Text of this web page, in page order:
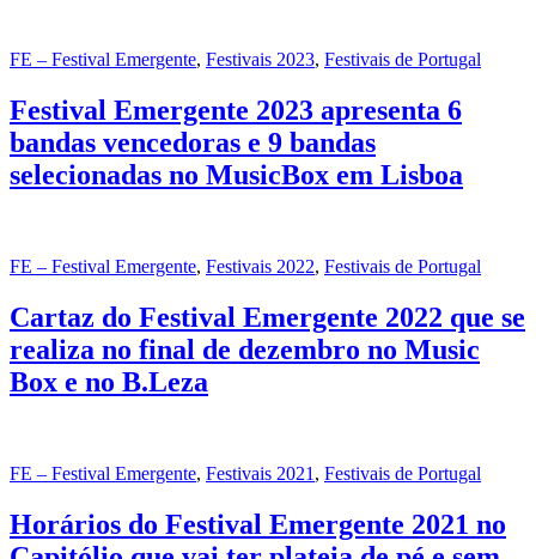
FE – Festival Emergente, Festivais 2023, Festivais de Portugal
Festival Emergente 2023 apresenta 6
bandas vencedoras e 9 bandas
selecionadas no MusicBox em Lisboa
FE – Festival Emergente, Festivais 2022, Festivais de Portugal
Cartaz do Festival Emergente 2022 que se
realiza no final de dezembro no Music
Box e no B.Leza
FE – Festival Emergente, Festivais 2021 , Festivais de Portugal
Horários do Festival Emergente 2021 no